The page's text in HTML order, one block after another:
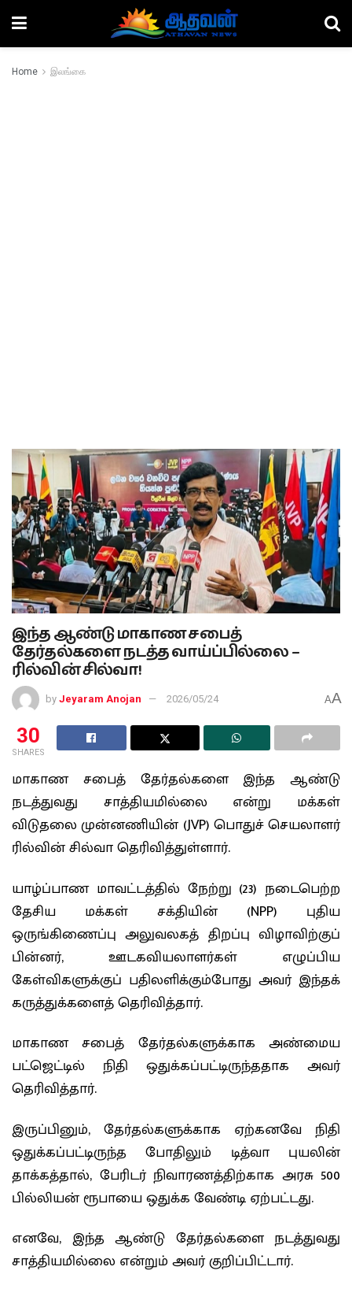
Home இலங்கை
இந்த ஆண்டு மாகாண சபைத்
தேர்தல்களை நடத்த வாய்ப்பில்லை –
ரில்வின் சில்வா!
by Jeyaram Anojan 2026/05/24 AA
30
SHARES
மாகாண சபைத் தேர்தல்களை இந்த ஆண்டு
நடத்துவது சாத்தியமில்லை என்று மக்கள்
விடுதலை முன்னணியின் (JVP) பொதுச் செயலாளர்
ரில்வின் சில்வா தெரிவித்துள்ளார்.
யாழ்ப்பாண மாவட்டத்தில் நேற்று (23) நடைபெற்ற
தேசிய மக்கள் சக்தியின் (NPP) புதிய
ஒருங்கிணைப்பு அலுவலகத் திறப்பு விழாவிற்குப்
பின்னர், ஊடகவியலாளர்கள் எழுப்பிய
கேள்விகளுக்குப் பதிலளிக்கும்போது அவர் இந்தக்
கருத்துக்களைத் தெரிவித்தார்.
மாகாண சபைத் தேர்தல்களுக்காக அண்மைய
பட்ஜெட்டில் நிதி ஒதுக்கப்பட்டிருந்ததாக அவர்
தெரிவித்தார்.
இருப்பினும், தேர்தல்களுக்காக ஏற்கனவே நிதி
ஒதுக்கப்பட்டிருந்த போதிலும் டித்வா புயலின்
தாக்கத்தால், பேரிடர் நிவாரணத்திற்காக அரசு 500
பில்லியன் ரூபாயை ஒதுக்க வேண்டி ஏற்பட்டது.
எனவே, இந்த ஆண்டு தேர்தல்களை நடத்துவது
சாத்தியமில்லை என்றும் அவர் குறிப்பிட்டார்.